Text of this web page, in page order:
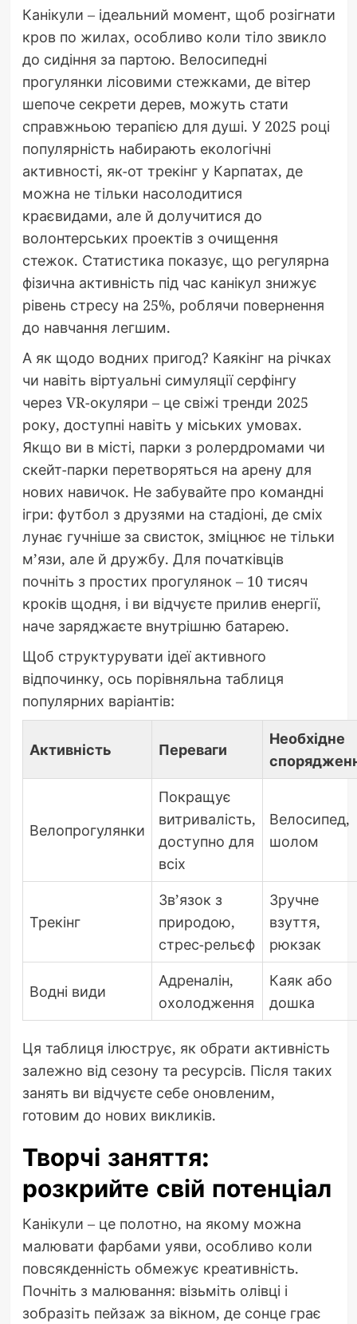
Канікули – ідеальний момент, щоб розігнати
кров по жилах, особливо коли тіло звикло
до сидіння за партою. Велосипедні
прогулянки лісовими стежками, де вітер
шепоче секрети дерев, можуть стати
справжньою терапією для душі. У 2025 році
популярність набирають екологічні
активності, як-от трекінг у Карпатах, де
можна не тільки насолодитися
краєвидами, але й долучитися до
волонтерських проектів з очищення
стежок. Статистика показує, що регулярна
фізична активність під час канікул знижує
рівень стресу на 25%, роблячи повернення
до навчання легшим.
А як щодо водних пригод? Каякінг на річках
чи навіть віртуальні симуляції серфінгу
через VR-окуляри – це свіжі тренди 2025
року, доступні навіть у міських умовах.
Якщо ви в місті, парки з ролердромами чи
скейт-парки перетворяться на арену для
нових навичок. Не забувайте про командні
ігри: футбол з друзями на стадіоні, де сміх
лунає гучніше за свисток, зміцнює не тільки
м’язи, але й дружбу. Для початківців
почніть з простих прогулянок – 10 тисяч
кроків щодня, і ви відчуєте прилив енергії,
наче заряджаєте внутрішню батарею.
Щоб структурувати ідеї активного
відпочинку, ось порівняльна таблиця
популярних варіантів:
Активність Переваги
Необхідне
Велопрогулянки
Покращує
витривалість,
доступно для
всіх
Велосипед,
шолом
Трекінг
Зв’язок з
природою,
стрес-рельєф
Зручне
взуття,
рюкзак
Водні види
Адреналін,
охолодження
Каяк або
дошка
Ця таблиця ілюструє, як обрати активність
залежно від сезону та ресурсів. Після таких
занять ви відчуєте себе оновленим,
готовим до нових викликів.
Творчі заняття:
розкрийте свій потенціал
Канікули – це полотно, на якому можна
малювати фарбами уяви, особливо коли
повсякденність обмежує креативність.
Почніть з малювання: візьміть олівці і
зобразіть пейзаж за вікном, де сонце грає